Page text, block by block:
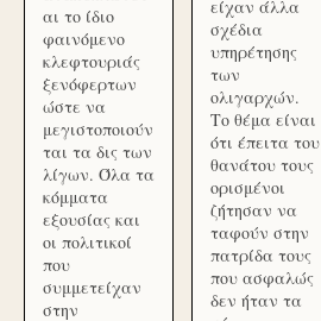
αι το ίδιο
φαινόμενο
κλεφτουριάς
ξενόφερτων
ώστε να
μεγιστοποιούν
ται τα δις των
λίγων. Όλα τα
κόμματα
εξουσίας και
οι πολιτικοί
που
συμμετείχαν
στην
είχαν άλλα
σχέδια
υπηρέτησης
των
ολιγαρχών.
Το θέμα είναι
ότι έπειτα του
θανάτου τους
ορισμένοι
ζήτησαν να
ταφούν στην
πατρίδα τους
που ασφαλώς
δεν ήταν τα